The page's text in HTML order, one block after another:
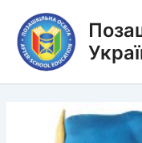
вмісту